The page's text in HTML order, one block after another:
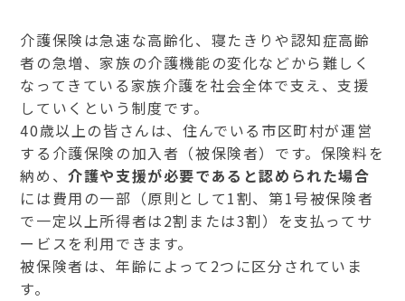
介護保険は急速な高齢化、寝たきりや認知症高齢
者の急増、家族の介護機能の変化などから難しく
なってきている家族介護を社会全体で支え、支援
していくという制度です。
40歳以上の皆さんは、住んでいる市区町村が運営
する介護保険の加入者（被保険者）です。保険料を
納め、介護や支援が必要であると認められた場合
には費用の一部（原則として1割、第1号被保険者
で一定以上所得者は2割または3割）を支払ってサ
ービスを利用できます。
被保険者は、年齢によって2つに区分されていま
す。